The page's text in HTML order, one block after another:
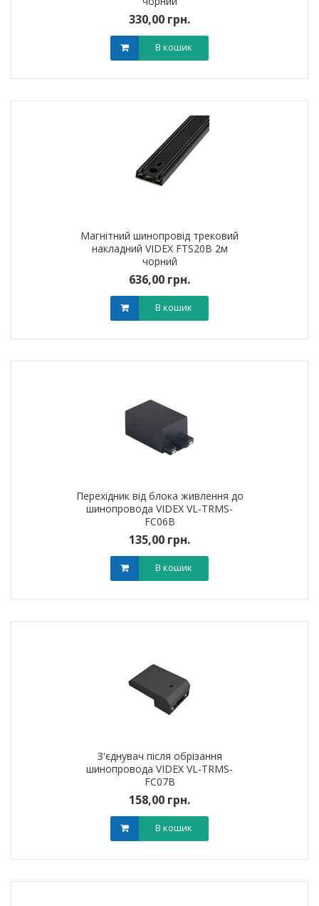
330,00 грн.
В кошик
Магнітний шинопровід трековий
накладний VIDEX FTS20B 2м
чорний
636,00 грн.
В кошик
Перехідник від блока живлення до
шинопровода VIDEX VL-TRMS-
FC06B
135,00 грн.
В кошик
З'єднувач після обрізання
шинопровода VIDEX VL-TRMS-
FC07B
158,00 грн.
В кошик